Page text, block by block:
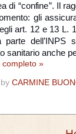
di “confine”. Il
gli
art. 12 e 13 L.
parte dell’INPS
sanitario anche
completo »
CARMINE